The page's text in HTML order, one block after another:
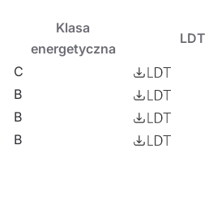
dodatkowych akcesoriów i
się w zakładach i halach
Klasa
energetyczna
LDT
C
B
B
B